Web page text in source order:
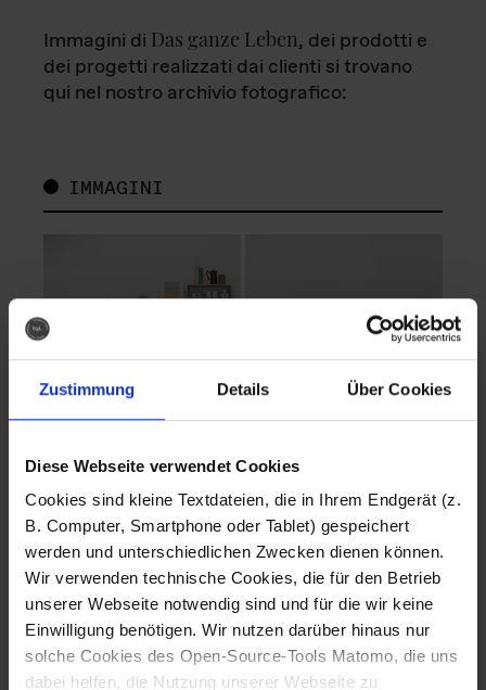
Zustimmung Details Über Cookies
Diese Webseite verwendet Cookies
Cookies sind kleine Textdateien, die in Ihrem Endgerät (z.
B. Computer, Smartphone oder Tablet) gespeichert
werden und unterschiedlichen Zwecken dienen können.
Wir verwenden technische Cookies, die für den Betrieb
unserer Webseite notwendig sind und für die wir keine
Einwilligung benötigen. Wir nutzen darüber hinaus nur
solche Cookies des Open-Source-Tools Matomo, die uns
dabei helfen, die Nutzung unserer Webseite zu
Immagini di Das ganze Leben, dei prodotti e
dei progetti realizzati dai clienti si trovano
qui nel nostro archivio fotografico:
IMMAGINI
Fotografo: Lorenz
Sternbach
Download
Fotografo: Lorenz
Sternbach
Download